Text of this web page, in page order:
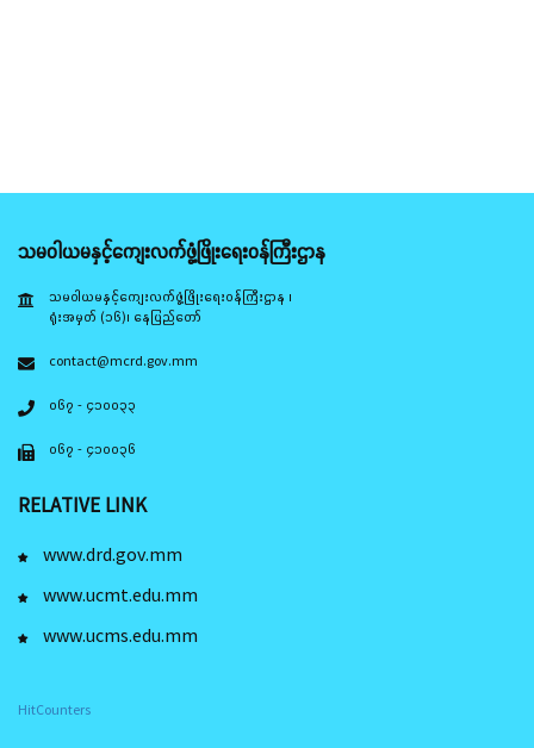
သမဝါယမနှင့်ကျေးလက်ဖွံ့ဖြိုးရေးဝန်ကြီးဌာန
သမဝါယမနှင့်ကျေးလက်ဖွံ့ဖြိုးရေးဝန်ကြီးဌာန ၊
ရုံးအမှတ် (၁၆)၊ နေပြည်တော်
contact@mcrd.gov.mm
၀၆၇ - ၄၁၀၀၃၃
၀၆၇ - ၄၁၀၀၃၆
RELATIVE LINK
www.drd.gov.mm
www.ucmt.edu.mm
www.ucms.edu.mm
HitCounters